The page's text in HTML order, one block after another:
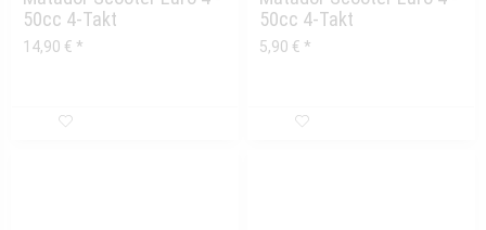
50cc 4-Takt
Ansaugstutzen Gummi
14,90 € *
50cc 4-Takt
Metallklammer für...
5,90 € *